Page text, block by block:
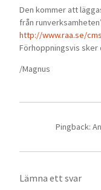
Den kommer att
från
http://www.raa.se/
Förhoppningsvis sker
/Magnus
Pingback:
Lämna ett svar